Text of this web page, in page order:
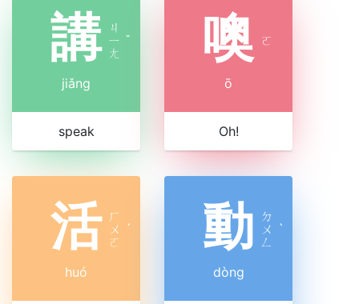
講 ㄐ
ㄧ
ㄤ
ˇ
jiǎng
speak
噢 ㄛ
ō
Oh!
活 ㄏ
ㄨ
ㄛ
ˊ
huó
動 ㄉ
ㄨ
ㄥ
ˋ
dòng